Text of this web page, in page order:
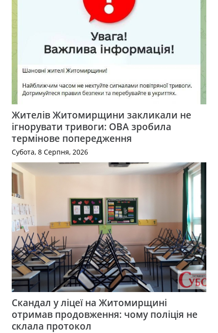
Жителів Житомирщини закликали не
ігнорувати тривоги: ОВА зробила
термінове попередження
Субота, 8 Серпня, 2026
Скандал у ліцеї на Житомирщині
отримав продовження: чому поліція не
склала протокол